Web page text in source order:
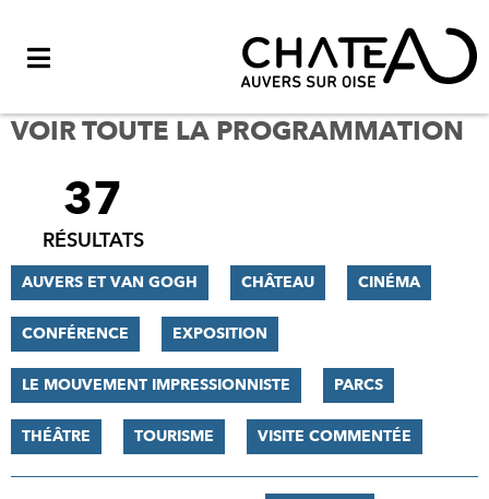
VOIR TOUTE LA PROGRAMMATION
FILTRER
RÉSULTATS
37
RÉSULTATS
AUVERS ET VAN GOGH CHÂTEAU CINÉMA
CONFÉRENCE EXPOSITION
LE MOUVEMENT IMPRESSIONNISTE PARCS
THÉÂTRE TOURISME VISITE COMMENTÉE